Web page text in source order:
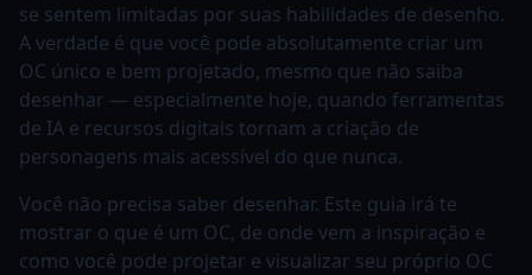
se sentem limitadas por suas habilidades de desenho.
A verdade é que você pode absolutamente criar um
OC único e bem projetado, mesmo que não saiba
desenhar — especialmente hoje, quando ferramentas
de IA e recursos digitais tornam a criação de
personagens mais acessível do que nunca.
Você não precisa saber desenhar. Este guia irá te
mostrar o que é um OC, de onde vem a inspiração e
como você pode projetar e visualizar seu próprio OC